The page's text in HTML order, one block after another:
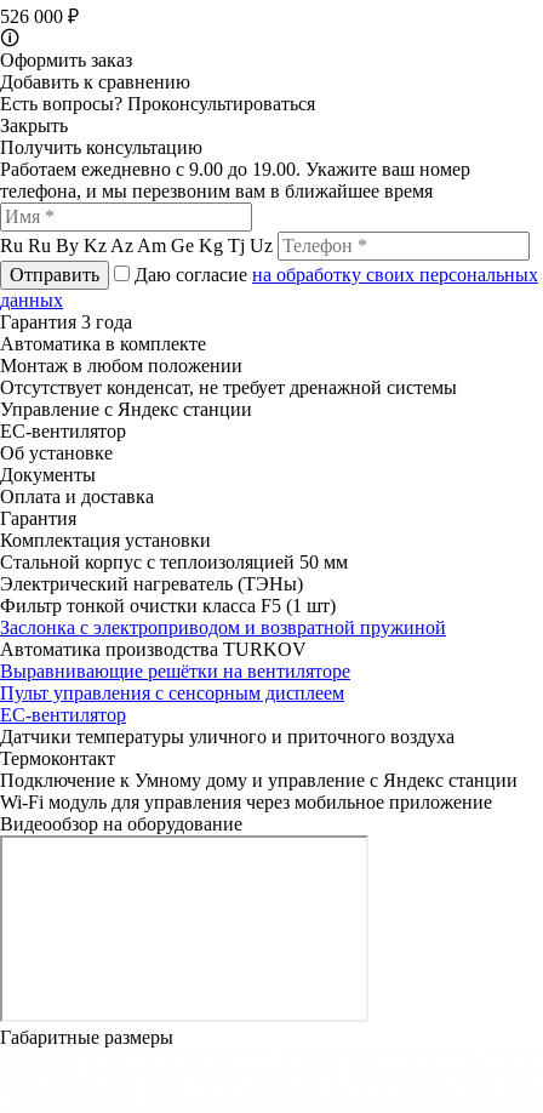
526 000 ₽
🛈
Оформить заказ
Добавить к сравнению
Есть вопросы? Проконсультироваться
Закрыть
Получить консультацию
Работаем ежедневно с 9.00 до 19.00. Укажите ваш номер
телефона, и мы перезвоним вам в ближайшее время
Ru Ru By Kz Az Am Ge Kg Tj Uz
Отправить
Даю согласие на обработку своих персональных
данных
Гарантия 3 года
Автоматика в комплекте
Монтаж в любом положении
Отсутствует конденсат, не требует дренажной системы
Управление с Яндекс станции
ЕС-вентилятор
Об установке
Документы
Оплата и доставка
Гарантия
Комплектация установки
Стальной корпус с теплоизоляцией 50 мм
Электрический нагреватель (ТЭНы)
Фильтр тонкой очистки класса F5 (1 шт)
Заслонка с электроприводом и возвратной пружиной
Автоматика производства TURKOV
Выравнивающие решётки на вентиляторе
Пульт управления с сенсорным дисплеем
ЕС-вентилятор
Датчики температуры уличного и приточного воздуха
Термоконтакт
Подключение к Умному дому и управление с Яндекс станции
Wi-Fi модуль для управления через мобильное приложение
Видеообзор на оборудование
Габаритные размеры